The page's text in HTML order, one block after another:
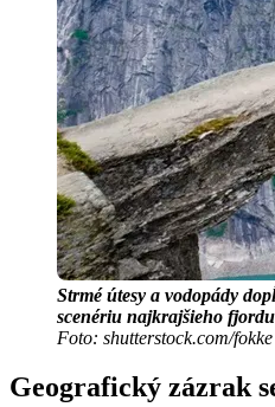
Strmé útesy a vodopády
scenériu najkrajšieho
Foto: shutterstock.com/
Geografický zázrak